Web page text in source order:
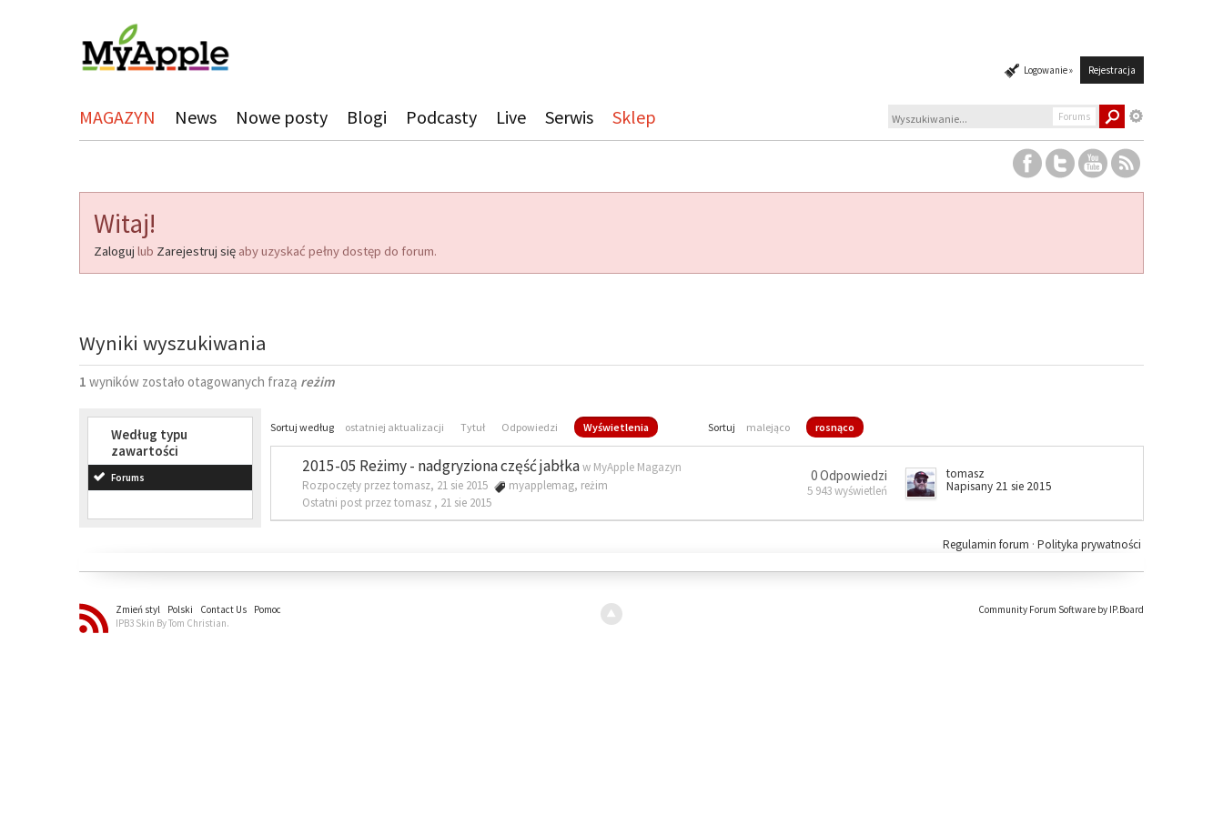
Logowanie » Rejestracja
MAGAZYN News Nowe posty Blogi Podcasty Live Serwis Sklep Forums
Witaj!
Zaloguj lub Zarejestruj się aby uzyskać pełny dostęp do forum.
Wyniki wyszukiwania
1 wyników zostało otagowanych frazą reżim
Według typu
zawartości
Forums
Sortuj według ostatniej aktualizacji Tytuł Odpowiedzi Wyświetlenia Sortuj malejąco rosnąco
2015-05 Reżimy - nadgryziona część jabłkaw MyApple Magazyn
Rozpoczęty przez tomasz, 21 sie 2015
myapplemag, reżim
Ostatni post przez tomasz , 21 sie 2015
0 Odpowiedzi
5 943 wyświetleń
tomasz
Napisany 21 sie 2015
Polityka prywatności
Regulamin forum ·
Zmień styl Polski Contact Us
Pomoc
IPB3 Skin By Tom Christian.
Community Forum Software by IP.Board